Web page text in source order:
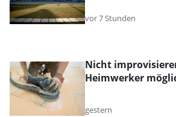
vor 7 Stunden
Nicht
Heimwerker
gestern